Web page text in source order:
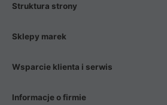
Struktura strony
Sklepy marek
Wsparcie klienta i serwis
Informacje o firmie